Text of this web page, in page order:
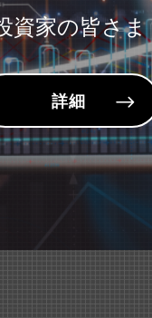
資家の皆さま
詳細